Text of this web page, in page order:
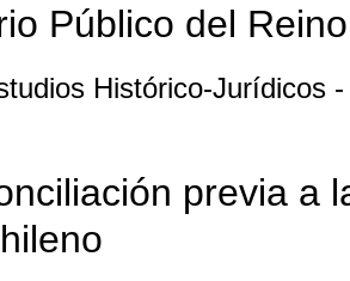
Público del
Histórico-Jurídicos
previa a